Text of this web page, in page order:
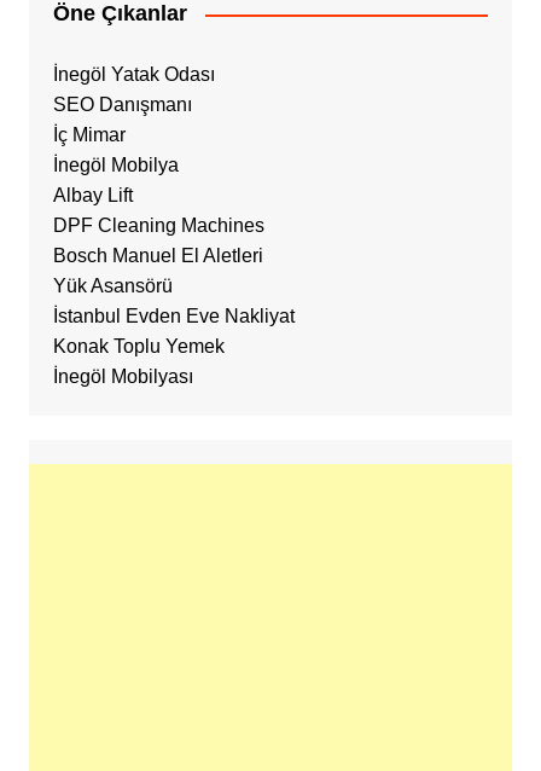
Öne Çıkanlar
İnegöl Yatak Odası
SEO Danışmanı
İç Mimar
İnegöl Mobilya
Albay Lift
DPF Cleaning Machines
Bosch Manuel El Aletleri
Yük Asansörü
İstanbul Evden Eve Nakliyat
Konak Toplu Yemek
İnegöl Mobilyası